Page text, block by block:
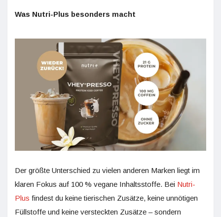
Was Nutri-Plus besonders macht
Der größte Unterschied zu vielen anderen Marken liegt im
klaren Fokus auf 100 % vegane Inhaltsstoffe. Bei Nutri-
Plus findest du keine tierischen Zusätze, keine unnötigen
Füllstoffe und keine versteckten Zusätze – sondern